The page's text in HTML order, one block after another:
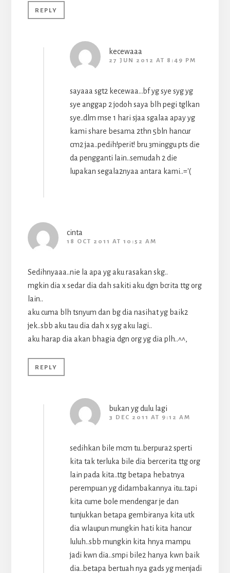
REPLY
kecewaaa
27 JUN 2012 AT 8:49 PM
sayaaa sgt2 kecewaa…bf yg sye syg yg
sye anggap 2 jodoh saya blh pegi tglkan
sye..dlm mse 1 hari sjaa sgalaa apay yg
kami share besama 2thn 5bln hancur
cm2 jaa..pedih!perit! bru 3minggu pts die
da pengganti lain..semudah 2 die
lupakan segala2nyaa antara kami..='(
cinta
18 OCT 2011 AT 10:52 AM
Sedihnyaaa..nie la apa yg aku rasakan skg..
mgkin dia x sedar dia dah sakiti aku dgn bcrita ttg org
lain..
aku cuma blh tsnyum dan bg dia nasihat yg baik2
jek..sbb aku tau dia dah x syg aku lagi..
aku harap dia akan bhagia dgn org yg dia plh..^^,
REPLY
bukan yg dulu lagi
3 DEC 2011 AT 9:12 AM
sedihkan bile mcm tu..berpura2 sperti
kita tak terluka bile dia bercerita ttg org
lain pada kita..ttg betapa hebatnya
perempuan yg didambakannya itu..tapi
kita cume bole mendengar je dan
tunjukkan betapa gembiranya kita utk
dia wlaupun mungkin hati kita hancur
luluh..sbb mungkin kita hnya mampu
jadi kwn dia..smpi bile2 hanya kwn baik
dia..betapa bertuah nya gads yg menjadi